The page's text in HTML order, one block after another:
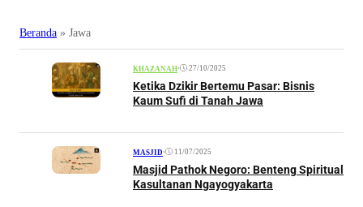
Beranda » Jawa
KHAZANAH• 27/10/2025
Ketika Dzikir Bertemu Pasar: Bisnis
Kaum Sufi di Tanah Jawa
MASJID • 11/07/2025
Masjid Pathok Negoro: Benteng Spiritual
Kasultanan Ngayogyakarta